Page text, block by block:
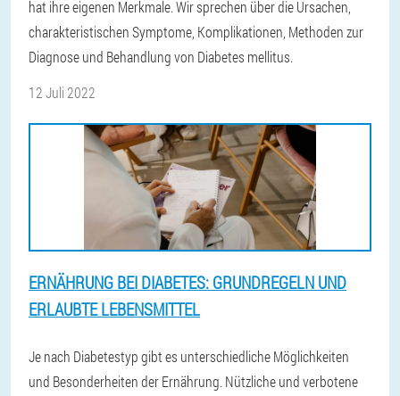
hat ihre eigenen Merkmale. Wir sprechen über die Ursachen,
charakteristischen Symptome, Komplikationen, Methoden zur
Diagnose und Behandlung von Diabetes mellitus.
12 Juli 2022
ERNÄHRUNG BEI DIABETES: GRUNDREGELN UND
ERLAUBTE LEBENSMITTEL
Je nach Diabetestyp gibt es unterschiedliche Möglichkeiten
und Besonderheiten der Ernährung. Nützliche und verbotene